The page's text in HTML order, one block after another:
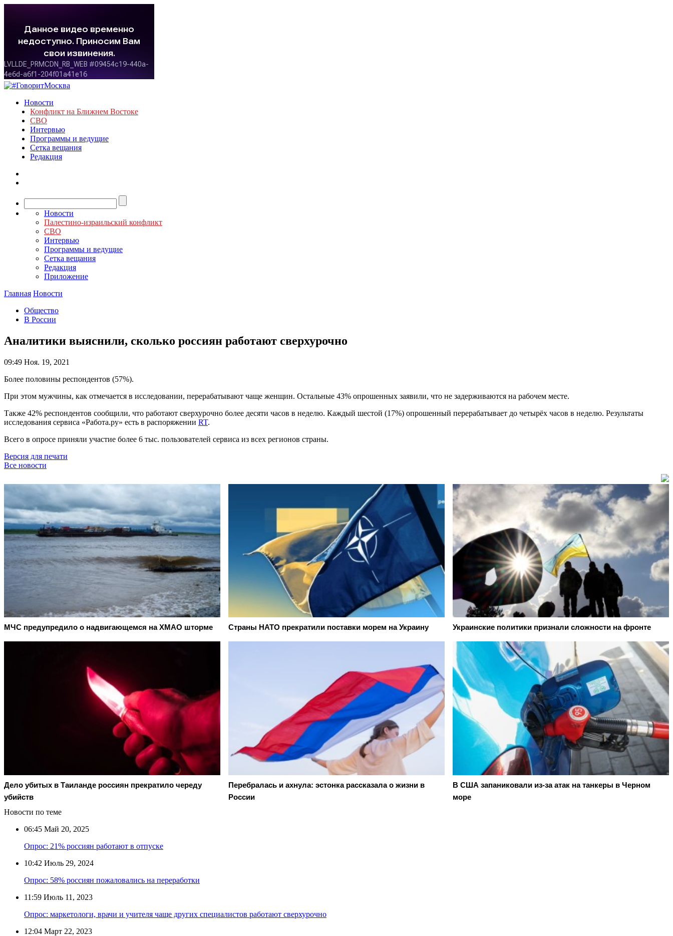
Новости
Конфликт на Ближнем Востоке
СВО
Интервью
Программы и ведущие
Сетка вещания
Редакция
Новости
Палестино-израильский конфликт
СВО
Интервью
Программы и ведущие
Сетка вещания
Редакция
Приложение
Главная Новости
Общество
В России
Аналитики выяснили, сколько россиян работают сверхурочно
09:49 Ноя. 19, 2021
Более половины респондентов (57%).
При этом мужчины, как отмечается в исследовании, перерабатывают чаще женщин. Остальные 43% опрошенных заявили, что не задерживаются на рабочем месте.
Также 42% респондентов сообщили, что работают сверхурочно более десяти часов в неделю. Каждый шестой (17%) опрошенный перерабатывает до четырёх часов в неделю. Результаты
исследования сервиса «Работа.ру» есть в распоряжении RT.
Всего в опросе приняли участие более 6 тыс. пользователей сервиса из всех регионов страны.
Версия для печати
Все новости
МЧС предупредило о надвигающемся на ХМАО шторме Страны НАТО прекратили поставки морем на Украину Украинские политики признали сложности на фронте
Дело убитых в Таиланде россиян прекратило череду
убийств
Перебралась и ахнула: эстонка рассказала о жизни в
России
В США запаниковали из-за атак на танкеры в Черном
море
Новости по теме
06:45 Май 20, 2025
Опрос: 21% россиян работают в отпуске
10:42 Июль 29, 2024
Опрос: 58% россиян пожаловались на переработки
11:59 Июль 11, 2023
Опрос: маркетологи, врачи и учителя чаще других специалистов работают сверхурочно
12:04 Март 22, 2023